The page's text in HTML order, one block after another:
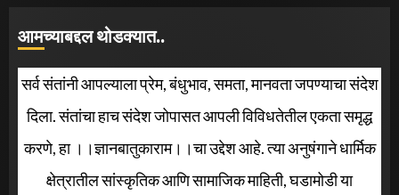
आमच्याबद्दल थोडक्यात..
सर्व संतांनी आपल्याला प्रेम, बंधुभाव, समता, मानवता जपण्याचा संदेश
दिला. संतांचा हाच संदेश जोपासत आपली विविधतेतील एकता समृद्ध
करणे, हा ।।ज्ञानबातुकाराम।।चा उद्देश आहे. त्या अनुषंगाने धार्मिक
क्षेत्रातील सांस्कृतिक आणि सामाजिक माहिती, घडामोडी या